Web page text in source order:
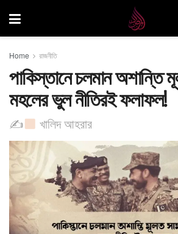
Home রাজনীতি
পাকিস্তানে চলমান অশান্তি
মহলের ভুল নীতিরই ফলাফল! ​
✍ খালিদ আহরার